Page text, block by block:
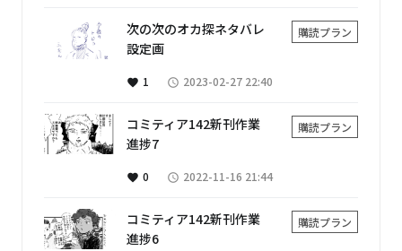
次の次のオカ探ネタバレ
設定画
購読プラン
favorite 1 access_time 2023-02-27 22:40
コミティア142新刊作業
進捗7
購読プラン
favorite 0 access_time 2022-11-16 21:44
コミティア142新刊作業
進捗6
購読プラン